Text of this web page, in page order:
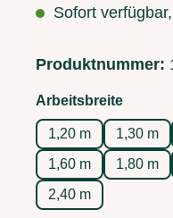
Sofort
Produktnummer:
Arbeitsbreite
1,20 m 1,30 m
1,60 m
1,80 m
2,40 m